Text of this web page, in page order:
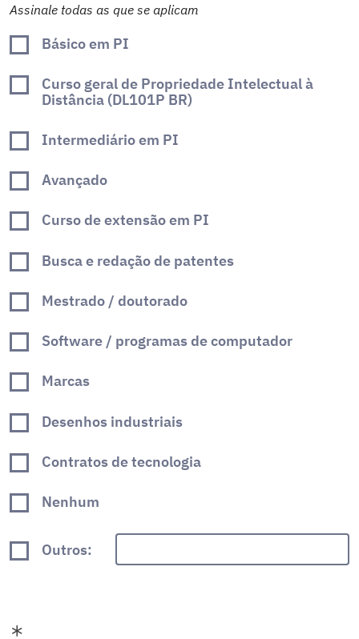
Assinale todas as que se aplicam
Básico em PI
Curso geral de Propriedade Intelectual à
Distância (DL101P BR)
Intermediário em PI
Avançado
Curso de extensão em PI
Busca e redação de patentes
Mestrado / doutorado
Software / programas de computador
Marcas
Desenhos industriais
Contratos de tecnologia
Nenhum
Outros: